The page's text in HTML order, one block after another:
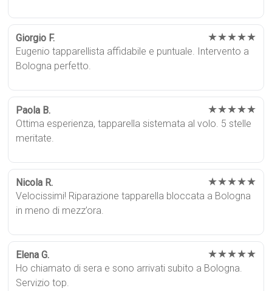
Giorgio F. ★★★★★
Eugenio tapparellista affidabile e puntuale. Intervento a
Bologna perfetto.
Paola B. ★★★★★
Ottima esperienza, tapparella sistemata al volo. 5 stelle
meritate.
Nicola R. ★★★★★
Velocissimi! Riparazione tapparella bloccata a Bologna
in meno di mezz’ora.
Elena G. ★★★★★
Ho chiamato di sera e sono arrivati subito a Bologna.
Servizio top.